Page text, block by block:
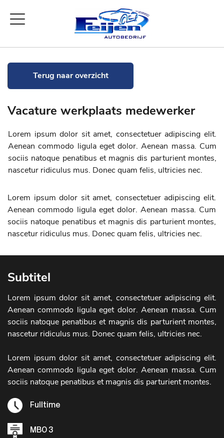
Terug naar overzicht
Vacature werkplaats medewerker
Lorem ipsum dolor sit amet, consectetuer adipiscing elit.
Aenean commodo ligula eget dolor. Aenean massa. Cum
sociis natoque penatibus et magnis dis parturient montes,
nascetur ridiculus mus. Donec quam felis, ultricies nec.
Lorem ipsum dolor sit amet, consectetuer adipiscing elit.
Aenean commodo ligula eget dolor. Aenean massa. Cum
sociis natoque penatibus et magnis dis parturient montes,
nascetur ridiculus mus. Donec quam felis, ultricies nec.
Subtitel
Lorem ipsum dolor sit amet, consectetuer adipiscing elit.
Aenean commodo ligula eget dolor. Aenean massa. Cum
sociis natoque penatibus et magnis dis parturient montes,
nascetur ridiculus mus. Donec quam felis, ultricies nec.
Lorem ipsum dolor sit amet, consectetuer adipiscing elit.
Aenean commodo ligula eget dolor. Aenean massa. Cum
sociis natoque penatibus et magnis dis parturient montes.
Fulltime
MBO 3